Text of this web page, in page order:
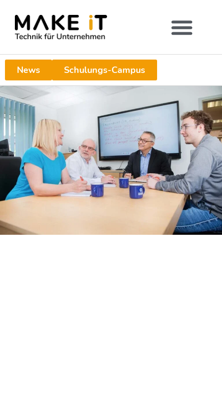
News Schulungs-Campus